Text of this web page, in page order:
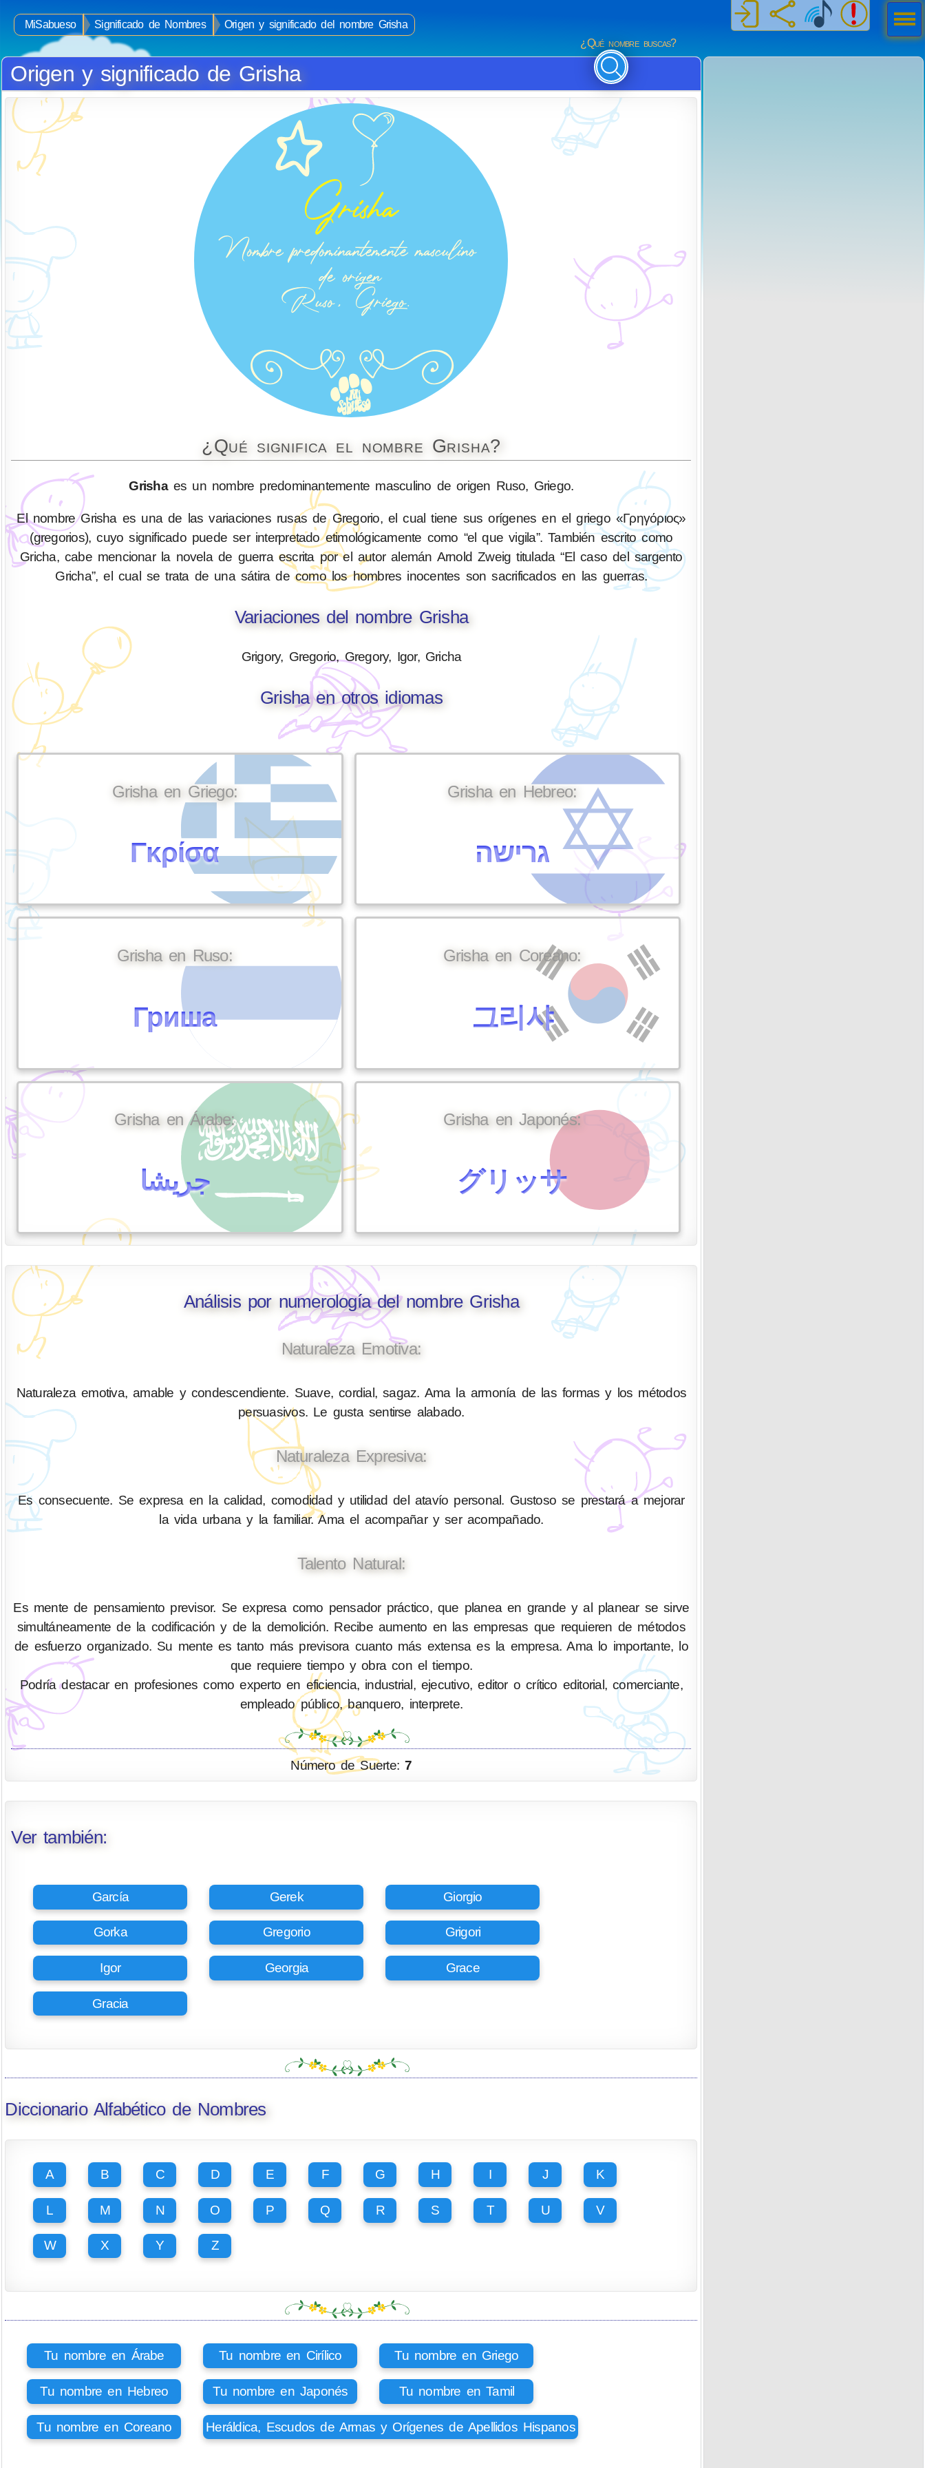
MiSabueso Significado de Nombres
Origen y significado del nombre Grisha
¿Qué nombre buscas?
Origen y significado de Grisha
¿Qué significa el nombre Grisha?
Grishaes un nombre predominantemente masculino de origen Ruso, Griego.
El nombre Grisha es una de las variaciones rusas de Gregorio, el cual tiene sus orígenes en el griego «Γρηγόριος»
(gregorios), cuyo significado puede ser interpretado etimológicamente como “el que vigila”. También escrito como
Gricha, cabe mencionar la novela de guerra escrita por el autor alemán Arnold Zweig titulada “El caso del sargento
Gricha”, el cual se trata de una sátira de como los hombres inocentes son sacrificados en las guerras.
Variaciones del nombre Grisha
Grigory, Gregorio, Gregory, Igor, Gricha
Grisha en otros idiomas
Grisha en Griego:
Γκρίσα
Grisha en Hebreo:
גרישה
Grisha en Ruso:
Гриша
Grisha en Coreano:
그리샤
Grisha en Árabe:
جريشا
Grisha en Japonés:
グリッサ
Análisis por numerología del nombre Grisha
Naturaleza Emotiva:
Naturaleza emotiva, amable y condescendiente. Suave, cordial, sagaz. Ama la armonía de las formas y los métodos
persuasivos. Le gusta sentirse alabado.
Naturaleza Expresiva:
Es consecuente. Se expresa en la calidad, comodidad y utilidad del atavío personal. Gustoso se prestará a mejorar
la vida urbana y la familiar. Ama el acompañar y ser acompañado.
Talento Natural:
Es mente de pensamiento previsor. Se expresa como pensador práctico, que planea en grande y al planear se sirve
simultáneamente de la codificación y de la demolición. Recibe aumento en las empresas que requieren de métodos
de esfuerzo organizado. Su mente es tanto más previsora cuanto más extensa es la empresa. Ama lo importante, lo
que requiere tiempo y obra con el tiempo.
Podría destacar en profesiones como experto en eficiencia, industrial, ejecutivo, editor o crítico editorial, comerciante,
empleado público, banquero, interprete.
Número de Suerte:7
Ver también:
García Gerek Giorgio
Gorka Gregorio Grigori
Igor Georgia Grace
Gracia
Diccionario Alfabético de Nombres
A B C D E F G H I J K
L M N O P Q R S T U V
W X Y Z
Tu nombre en Árabe Tu nombre en Cirílico Tu nombre en Griego
Tu nombre en Hebreo Tu nombre en Japonés Tu nombre en Tamil
Tu nombre en Coreano Heráldica, Escudos de Armas y Orígenes de Apellidos Hispanos
Men
ú